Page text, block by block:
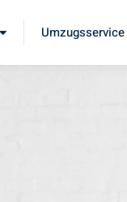
Umzugsservice